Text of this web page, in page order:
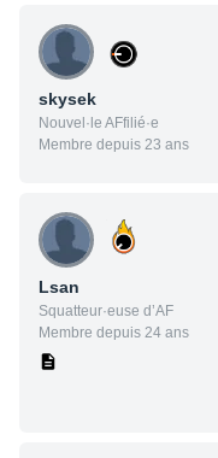
skysek
Nouvel·le AFfilié·e
Membre depuis 23 ans
Lsan
Squatteur·euse d’AF
Membre depuis 24 ans